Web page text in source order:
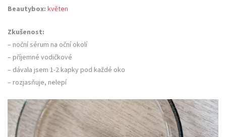
Beautybox: květen
Zkušenost:
– noční sérum na oční okolí
– příjemné vodičkové
– dávala jsem 1-2 kapky pod každé oko
– rozjasňuje, nelepí